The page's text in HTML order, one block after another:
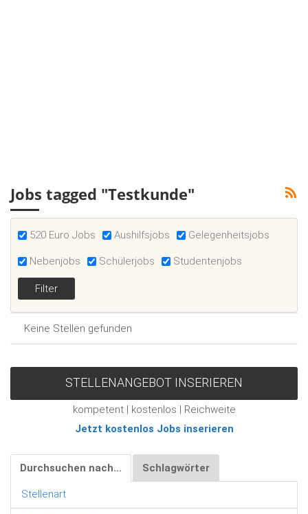
Jobs tagged "Testkunde"
520 Euro Jobs Aushilfsjobs Gelegenheitsjobs
Nebenjobs Schülerjobs Studentenjobs
Keine Stellen gefunden
STELLENANGEBOT INSERIEREN
kompetent | kostenlos | Reichweite
Jetzt kostenlos Jobs inserieren
Durchsuchen nach… Schlagwörter
Stellenart